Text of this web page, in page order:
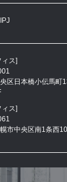
ィス]
区日本橋小伝馬町
ィス]
市中央区南1条西